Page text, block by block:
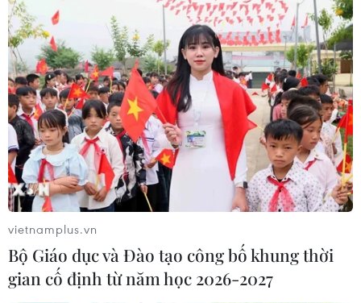
vietnamplus.vn
Bộ Giáo dục và Đào tạo công bố khung thời
gian cố định từ năm học 2026-2027